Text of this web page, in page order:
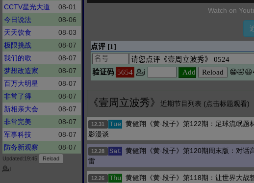
CCTV星光大道
08-01
今日说法
08-06
天天饮食
08-03
极限挑战
08-07
我们的歌
08-07
梦想改造家
08-07
百万大明星
08-07
非常了得
08-07
新相亲大会
08-07
非常完美
08-07
军事科技
08-07
防务新观察
08-07
Updated:19:45
💁ℹ
Watch on
《壹周立波秀》 近期节目列表 (点击标题观看)
12.31 Tue 黄健翔《黄·段子》第122期：足球流氓题
影漫谈
12.28 Sat
黄健翔《黄·段子》第120期周末版：对话
雷
12.26 Thu
黄健翔《黄·段子》第118期：让世界大战